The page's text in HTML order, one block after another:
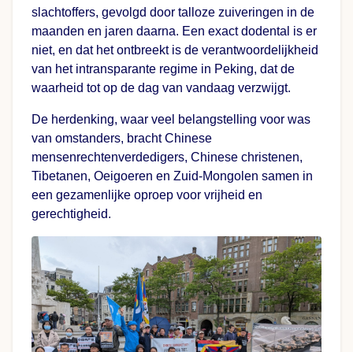
slachtoffers, gevolgd door talloze zuiveringen in de
maanden en jaren daarna. Een exact dodental is er
niet, en dat het ontbreekt is de verantwoordelijkheid
van het intransparante regime in Peking, dat de
waarheid tot op de dag van vandaag verzwijgt.
De herdenking, waar veel belangstelling voor was
van omstanders, bracht Chinese
mensenrechtenverdedigers, Chinese christenen,
Tibetanen, Oeigoeren en Zuid-Mongolen samen in
een gezamenlijke oproep voor vrijheid en
gerechtigheid.